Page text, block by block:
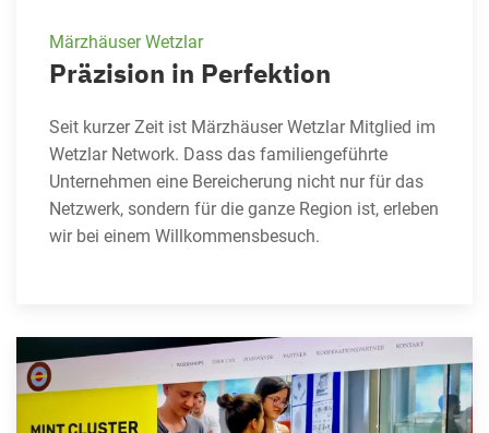
Märzhäuser Wetzlar
Präzision in Perfektion
Seit kurzer Zeit ist Märzhäuser Wetzlar Mitglied im
Wetzlar Network. Dass das familiengeführte
Unternehmen eine Bereicherung nicht nur für das
Netzwerk, sondern für die ganze Region ist, erleben
wir bei einem Willkommensbesuch.